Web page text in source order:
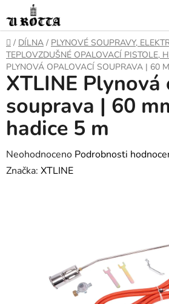
na
obsah
DOMŮ
/ DÍLNA / PLYNOVÉ SOUPRAVY,
TEPLOVZDUŠNÉ OPALOVACÍ PISTOLE,
PLYNOVÁ OPALOVACÍ SOUPRAVA | 60
XTLINE
souprava | 60
hadice 5 m
Průměrné
hodnocení
Neohodnoceno Podrobnosti
Značka: XTLINE